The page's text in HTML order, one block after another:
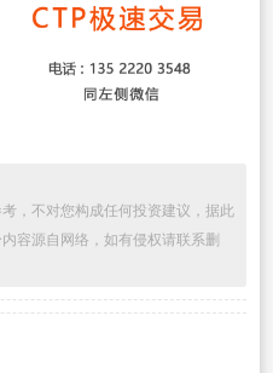
，不对您构成任何投资建议，据此
容源自网络，如有侵权请联系删